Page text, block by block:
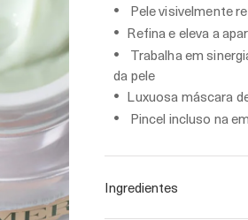
Pele visivelmente
Refina e eleva a
Trabalha em
da pele
Luxuosa máscara
Pincel incluso na
Ingredientes